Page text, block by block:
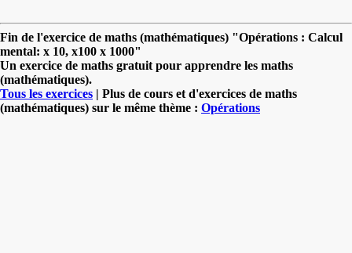
Fin de l'exercice de maths (mathématiques) "Opérations : Calcul
mental: x 10, x100 x 1000"
Un exercice de maths gratuit pour apprendre les maths
(mathématiques).
Tous les exercices | Plus de cours et d'exercices de maths
(mathématiques) sur le même thème : Opérations